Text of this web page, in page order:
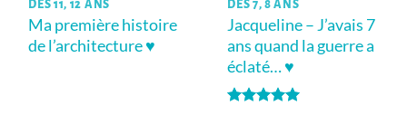
DÈS 11, 12 ANS
Ma première histoire
de l’architecture ♥
DÈS 7, 8 ANS
Jacqueline – J’avais 7
ans quand la guerre a
éclaté… ♥